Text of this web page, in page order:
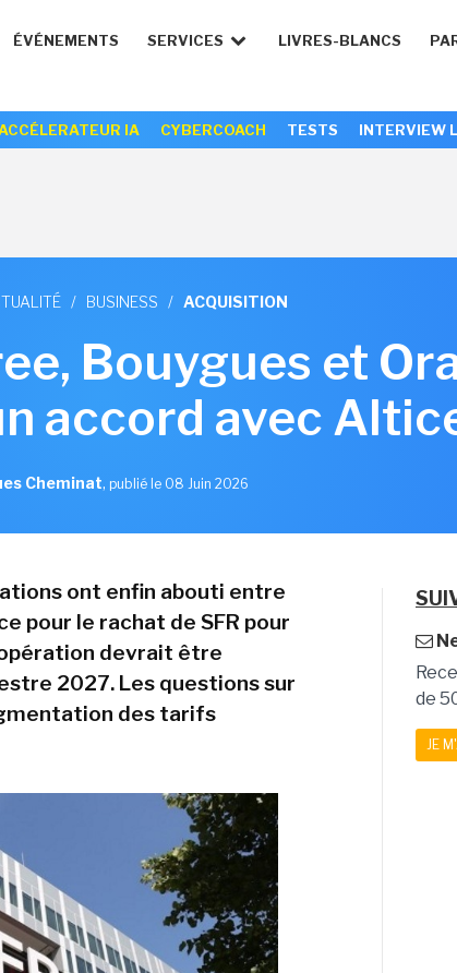
ÉVÉNEMENTS SERVICES LIVRES-BLANCS
IA CYBERCOACH TESTS INTERVIEW
/ BUSINESS / ACQUISITION
Bouygues et
accord avec
Cheminat, publié le 08 Juin 2026
ont enfin abouti entre
pour le rachat de SFR pour
devrait être
2027. Les questions sur
des tarifs
de
JE